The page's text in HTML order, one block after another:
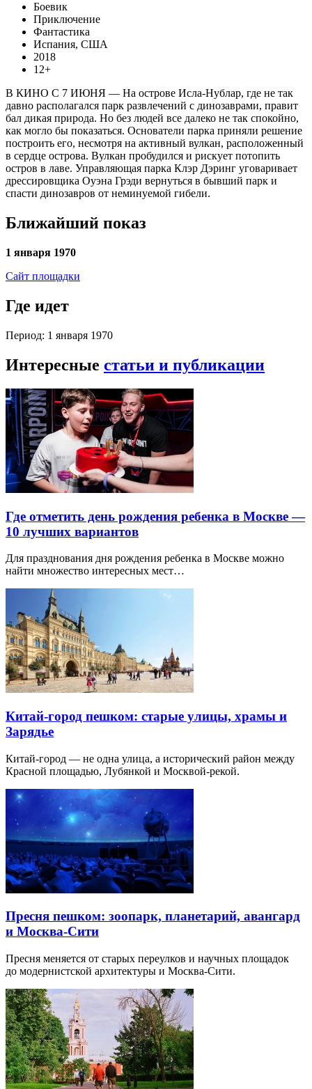
Боевик
Приключение
Фантастика
Испания, США
2018
12+
В КИНО С 7 ИЮНЯ — На острове Исла-Нублар, где не так
давно располагался парк развлечений с динозаврами, правит
бал дикая природа. Но без людей все далеко не так спокойно,
как могло бы показаться. Основатели парка приняли решение
построить его, несмотря на активный вулкан, расположенный
в сердце острова. Вулкан пробудился и рискует потопить
остров в лаве. Управляющая парка Клэр Дэринг уговаривает
дрессировщика Оуэна Грэди вернуться в бывший парк и
спасти динозавров от неминуемой гибели.
Ближайший показ
1 января 1970
Сайт площадки
Где идет
Период: 1 января 1970
Интересные статьи и публикации
Где отметить день рождения ребенка в Москве —
10 лучших вариантов
Для празднования дня рождения ребенка в Москве можно
найти множество интересных мест…
Китай-город пешком: старые улицы, храмы и
Зарядье
Китай-город — не одна улица, а исторический район между
Красной площадью, Лубянкой и Москвой-рекой.
Пресня пешком: зоопарк, планетарий, авангард
и Москва-Сити
Пресня меняется от старых переулков и научных площадок
до модернистской архитектуры и Москва-Сити.